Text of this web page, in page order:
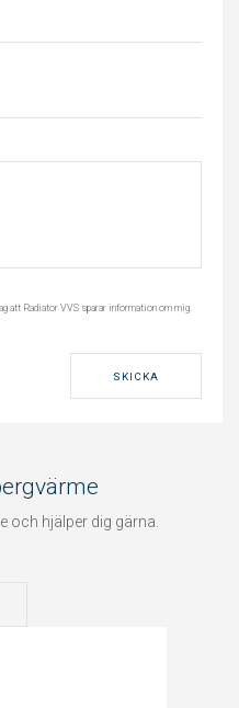
att Radiator VVS sparar information om mig.
SKICKA
och hjälper dig gärna.